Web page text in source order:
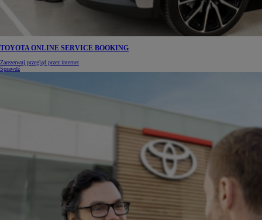
TOYOTA ONLINE SERVICE BOOKING
Zarezerwuj przegląd przez internet
Sprawdź